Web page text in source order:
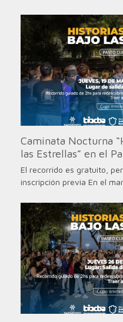
Caminata Nocturna
las Estrellas” en el
El recorrido es gratuito,
inscripción previa En el